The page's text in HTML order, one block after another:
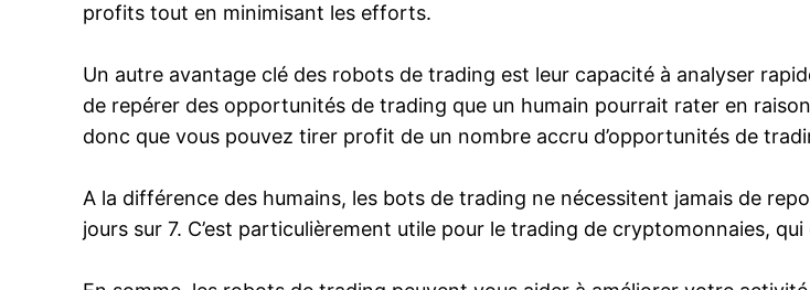
profits tout en minimisant les efforts.
Un autre avantage clé des robots de trading est leur capacité à analyser
de repérer des opportunités de trading que un humain pourrait rater en
donc que vous pouvez tirer profit de un nombre accru d’opportunités de
A la différence des humains, les bots de trading ne nécessitent jamais de
jours sur 7. C’est particulièrement utile pour le trading de cryptomonnaies,